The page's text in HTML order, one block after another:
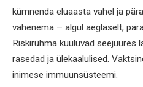
kümnenda eluaasta vahel ja
vähenema – algul aeglaselt,
Riskirühma kuuluvad seejuures
rasedad ja ülekaalulised.
inimese immuunsüsteemi.